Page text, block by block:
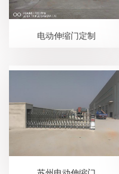
电动伸缩门定制